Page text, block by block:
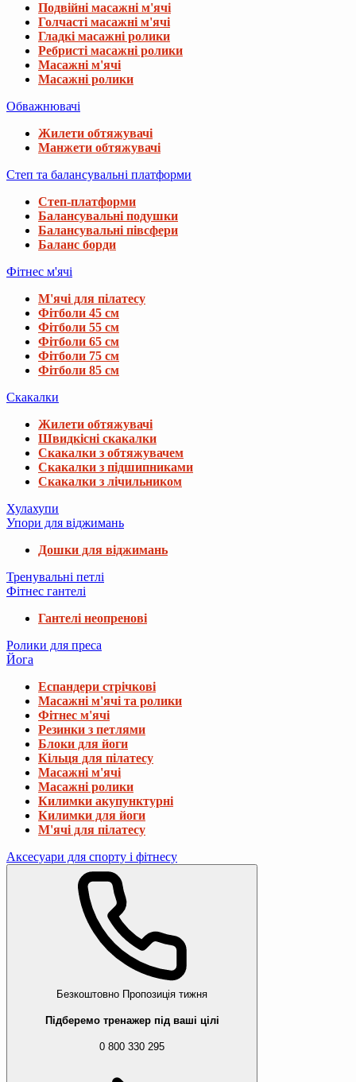
Подвійні масажні м'ячі
Голчасті масажні м'ячі
Гладкі масажні ролики
Ребристі масажні ролики
Масажні м'ячі
Масажні ролики
Обважнювачі
Жилети обтяжувачі
Манжети обтяжувачі
Степ та балансувальні платформи
Степ-платформи
Балансувальні подушки
Балансувальні півсфери
Баланс борди
Фітнес м'ячі
М'ячі для пілатесу
Фітболи 45 см
Фітболи 55 см
Фітболи 65 см
Фітболи 75 см
Фітболи 85 см
Скакалки
Жилети обтяжувачі
Швидкісні скакалки
Скакалки з обтяжувачем
Скакалки з підшипниками
Скакалки з лічильником
Хулахупи
Упори для віджимань
Дошки для віджимань
Тренувальні петлі
Фітнес гантелі
Гантелі неопренові
Ролики для преса
Йога
Еспандери стрічкові
Масажні м'ячі та ролики
Фітнес м'ячі
Резинки з петлями
Блоки для йоги
Кільця для пілатесу
Масажні м'ячі
Масажні ролики
Килимки акупунктурні
Килимки для йоги
М'ячі для пілатесу
Аксесуари для спорту і фітнесу
Безкоштовно Пропозиція тижня
Підберемо тренажер під ваші цілі
0 800 330 295